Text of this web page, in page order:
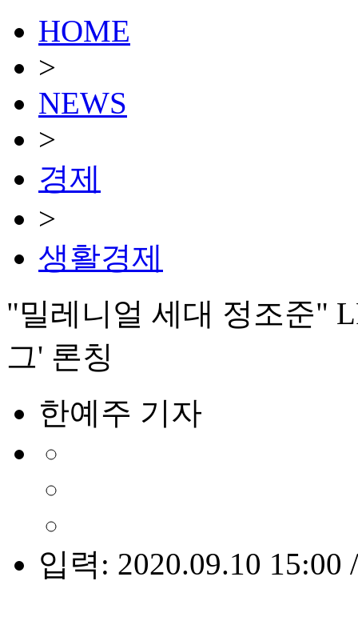
HOME
>
NEWS
>
경제
>
생활경제
"밀레니얼 세대 정조준"
그' 론칭
한예주 기자
입력: 2020.09.10 15:00